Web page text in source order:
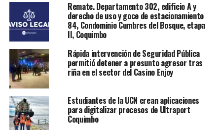
Remate. Departamento 302, edificio A y
derecho de uso y goce de estacionamiento
84, Condominio Cumbres del Bosque, etapa
II, Coquimbo
Rápida intervención de Seguridad Pública
permitió detener a presunto agresor tras
riña en el sector del Casino Enjoy
Estudiantes de la UCN crean aplicaciones
para digitalizar procesos de Ultraport
Coquimbo